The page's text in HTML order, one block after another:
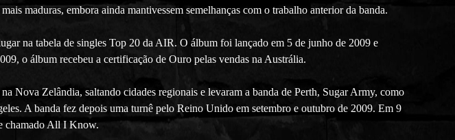
maduras, embora ainda mantivessem semelhanças com o trabalho anterior da banda.
na tabela de singles Top 20 da AIR. O álbum foi lançado em 5 de junho de 2009 e
o álbum recebeu a certificação de Ouro pelas vendas na Austrália.
Nova Zelândia, saltando cidades regionais e levaram a banda de Perth, Sugar Army, como
A banda fez depois uma turnê pelo Reino Unido em setembro e outubro de 2009. Em 9
chamado All I Know.